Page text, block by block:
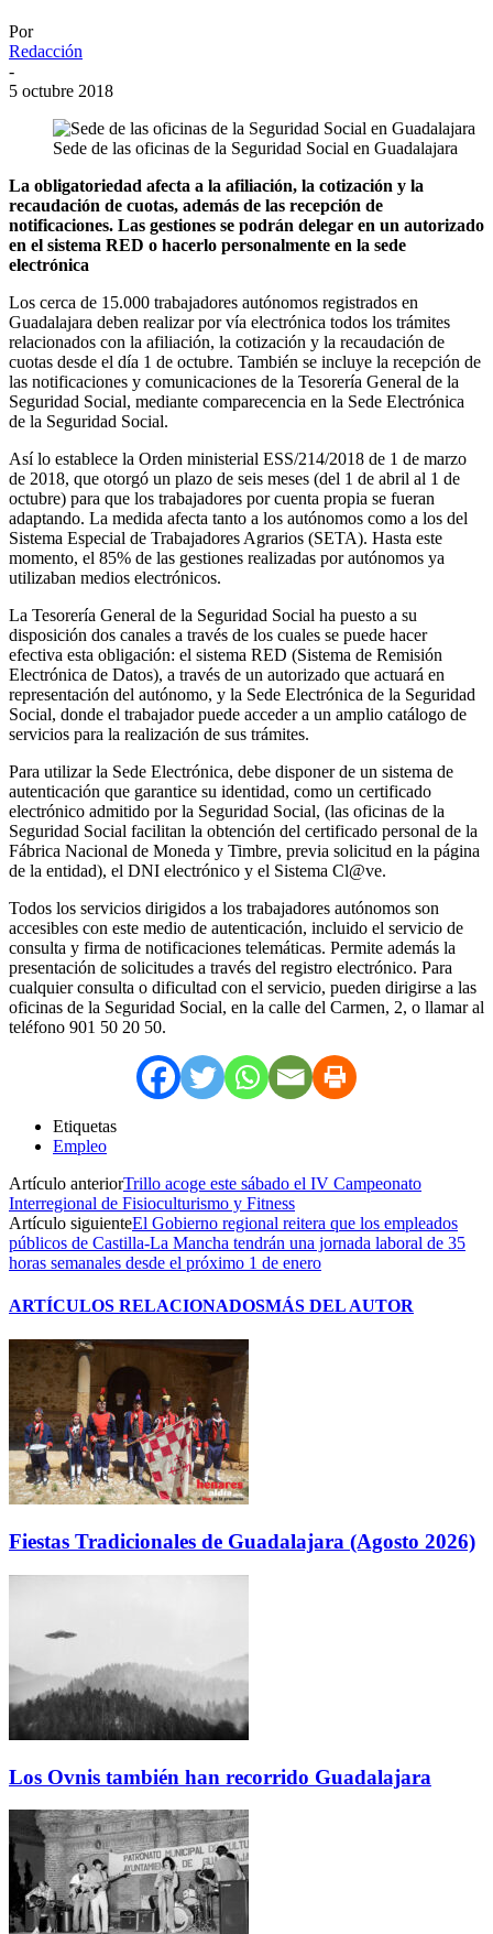
Por
Redacción
-
5 octubre 2018
Sede de las oficinas de la Seguridad Social en Guadalajara
La obligatoriedad afecta a la afiliación, la cotización y la
recaudación de cuotas, además de las recepción de
notificaciones. Las gestiones se podrán delegar en un autorizado
en el sistema RED o hacerlo personalmente en la sede
electrónica
Los cerca de 15.000 trabajadores autónomos registrados en
Guadalajara deben realizar por vía electrónica todos los trámites
relacionados con la afiliación, la cotización y la recaudación de
cuotas desde el día 1 de octubre. También se incluye la recepción de
las notificaciones y comunicaciones de la Tesorería General de la
Seguridad Social, mediante comparecencia en la Sede Electrónica
de la Seguridad Social.
Así lo establece la Orden ministerial ESS/214/2018 de 1 de marzo
de 2018, que otorgó un plazo de seis meses (del 1 de abril al 1 de
octubre) para que los trabajadores por cuenta propia se fueran
adaptando. La medida afecta tanto a los autónomos como a los del
Sistema Especial de Trabajadores Agrarios (SETA). Hasta este
momento, el 85% de las gestiones realizadas por autónomos ya
utilizaban medios electrónicos.
La Tesorería General de la Seguridad Social ha puesto a su
disposición dos canales a través de los cuales se puede hacer
efectiva esta obligación: el sistema RED (Sistema de Remisión
Electrónica de Datos), a través de un autorizado que actuará en
representación del autónomo, y la Sede Electrónica de la Seguridad
Social, donde el trabajador puede acceder a un amplio catálogo de
servicios para la realización de sus trámites.
Para utilizar la Sede Electrónica, debe disponer de un sistema de
autenticación que garantice su identidad, como un certificado
electrónico admitido por la Seguridad Social, (las oficinas de la
Seguridad Social facilitan la obtención del certificado personal de la
Fábrica Nacional de Moneda y Timbre, previa solicitud en la página
de la entidad), el DNI electrónico y el Sistema Cl@ve.
Todos los servicios dirigidos a los trabajadores autónomos son
accesibles con este medio de autenticación, incluido el servicio de
consulta y firma de notificaciones telemáticas. Permite además la
presentación de solicitudes a través del registro electrónico. Para
cualquier consulta o dificultad con el servicio, pueden dirigirse a las
oficinas de la Seguridad Social, en la calle del Carmen, 2, o llamar al
teléfono 901 50 20 50.
Etiquetas
Empleo
Artículo anteriorTrillo acoge este sábado el IV Campeonato
Interregional de Fisioculturismo y Fitness
Artículo siguienteEl Gobierno regional reitera que los empleados
públicos de Castilla-La Mancha tendrán una jornada laboral de 35
horas semanales desde el próximo 1 de enero
ARTÍCULOS RELACIONADOSMÁS DEL AUTOR
Fiestas Tradicionales de Guadalajara (Agosto 2026)
Los Ovnis también han recorrido Guadalajara